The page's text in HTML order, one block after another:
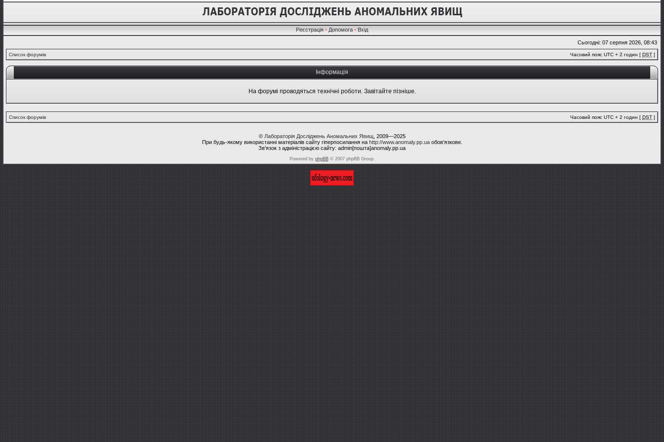
Реєстрація • Допомога • Вхід
Сьогодні: 07 серпня 2026, 08:43
Список форумів Часовий пояс UTC + 2 годин [ DST ]
Інформація
На форумі проводяться технічні роботи. Завітайте пізніше.
Список форумів Часовий пояс UTC + 2 годин [ DST ]
© Лабораторія Досліджень Аномальних Явищ , 2009—2025
При будь-якому використанні матеріалів сайту гіперпосилання на http://www.anomaly.pp.uaобов'язкове.
Зв'язок з адміністрацією сайту: admin[пошта]anomaly.pp.ua
Powered by phpBB© 2007 phpBB Group.